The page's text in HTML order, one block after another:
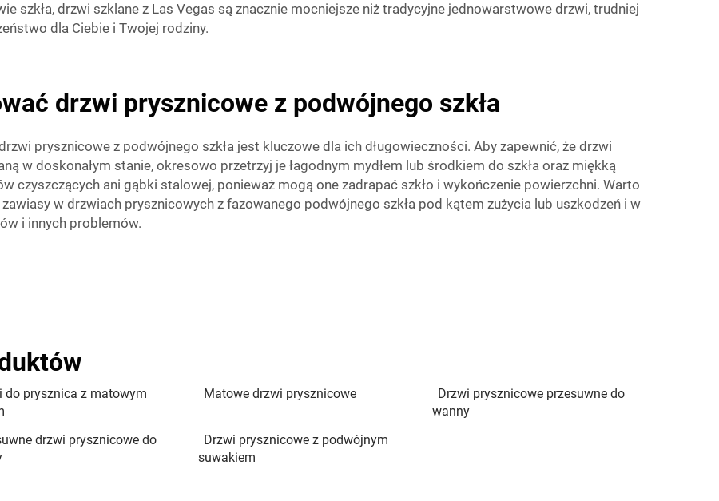
szkła, drzwi szklane z Las Vegas są znacznie mocniejsze niż tradycyjne jednowarstwowe drzwi, trudniej
dla Ciebie i Twojej rodziny.
drzwi prysznicowe z podwójnego szkła
prysznicowe z podwójnego szkła jest kluczowe dla ich długowieczności. Aby zapewnić, że drzwi
w doskonałym stanie, okresowo przetrzyj je łagodnym mydłem lub środkiem do szkła oraz miękką
czyszczących ani gąbki stalowej, ponieważ mogą one zadrapać szkło i wykończenie powierzchni. Warto
w drzwiach prysznicowych z fazowanego podwójnego szkła pod kątem zużycia lub uszkodzeń i w
i innych problemów.
do prysznica z matowym
Matowe drzwi prysznicowe
Drzwi prysznicowe przesuwne do
wanny
drzwi prysznicowe do
Drzwi prysznicowe z podwójnym
suwakiem